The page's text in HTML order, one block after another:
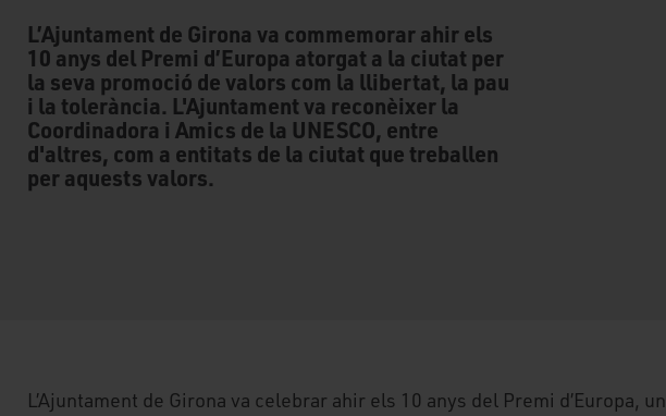
L’Ajuntament de Girona va commemorar ahir els
10 anys del Premi d’Europa atorgat a la ciutat per
la seva promoció de valors com la llibertat, la pau
i la tolerància. L'Ajuntament va reconèixer la
Coordinadora i Amics de la UNESCO, entre
d'altres, com a entitats de la ciutat que treballen
per aquests valors.
L’Ajuntament de Girona va celebrar ahir els 10 anys del Premi d’Europa, un